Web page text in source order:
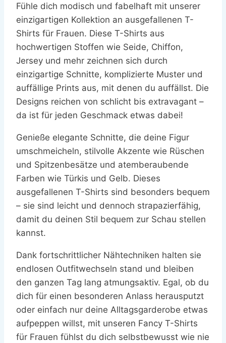
Fühle dich modisch und fabelhaft mit unserer
einzigartigen Kollektion an ausgefallenen T-
Shirts für Frauen. Diese T-Shirts aus
hochwertigen Stoffen wie Seide, Chiffon,
Jersey und mehr zeichnen sich durch
einzigartige Schnitte, komplizierte Muster und
auffällige Prints aus, mit denen du auffällst. Die
Designs reichen von schlicht bis extravagant –
da ist für jeden Geschmack etwas dabei!
Genieße elegante Schnitte, die deine Figur
umschmeicheln, stilvolle Akzente wie Rüschen
und Spitzenbesätze und atemberaubende
Farben wie Türkis und Gelb. Dieses
ausgefallenen T-Shirts sind besonders bequem
– sie sind leicht und dennoch strapazierfähig,
damit du deinen Stil bequem zur Schau stellen
kannst.
Dank fortschrittlicher Nähtechniken halten sie
endlosen Outfitwechseln stand und bleiben
den ganzen Tag lang atmungsaktiv. Egal, ob du
dich für einen besonderen Anlass herausputzt
oder einfach nur deine Alltagsgarderobe etwas
aufpeppen willst, mit unseren Fancy T-Shirts
für Frauen fühlst du dich selbstbewusst wie nie